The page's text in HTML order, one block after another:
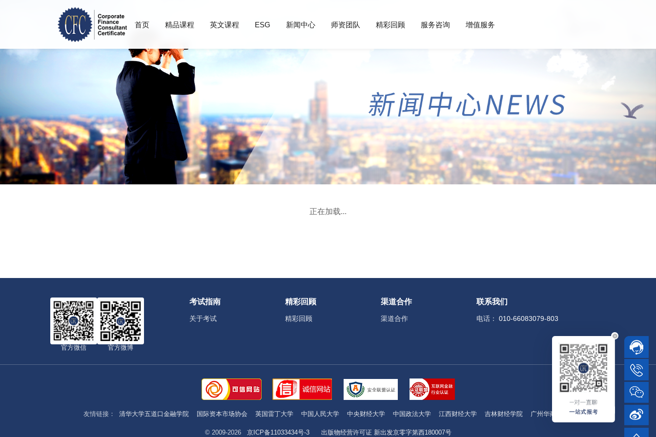
首页 精品课程 英文课程 ESG 新闻中心 师资团队 精彩回顾 服务咨询 增值服务
正在加载...
官方微信 官方微博
考试指南
关于考试
精彩回顾
精彩回顾
渠道合作
渠道合作
联系我们
电话：010-66083079-803
友情链接： 清华大学五道口金融学院 国际资本市场协会 英国雷丁大学 中国人民大学 中央财经大学 中国政法大学 江西财经大学 吉林财经学院 广州华商学院
© 2009-2026 京ICP备11033434号-3 出版物经营许可证 新出发京零字第西180007号